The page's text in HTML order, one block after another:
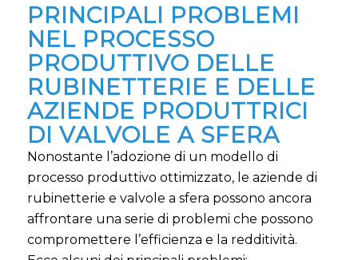
PRINCIPALI PROBLEMI
NEL PROCESSO
PRODUTTIVO DELLE
RUBINETTERIE E DELLE
AZIENDE PRODUTTRICI
DI VALVOLE A SFERA
Nonostante l’adozione di un modello di
processo produttivo ottimizzato, le aziende di
rubinetterie e valvole a sfera possono ancora
affrontare una serie di problemi che possono
compromettere l’efficienza e la redditività.